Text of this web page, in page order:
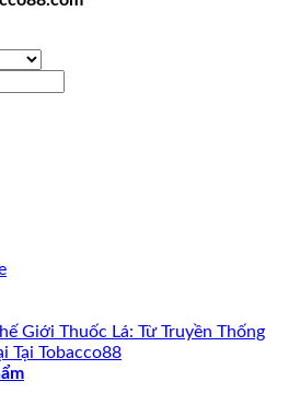
Giới Thuốc Lá: Từ Truyền Thống
Tại Tobacco88